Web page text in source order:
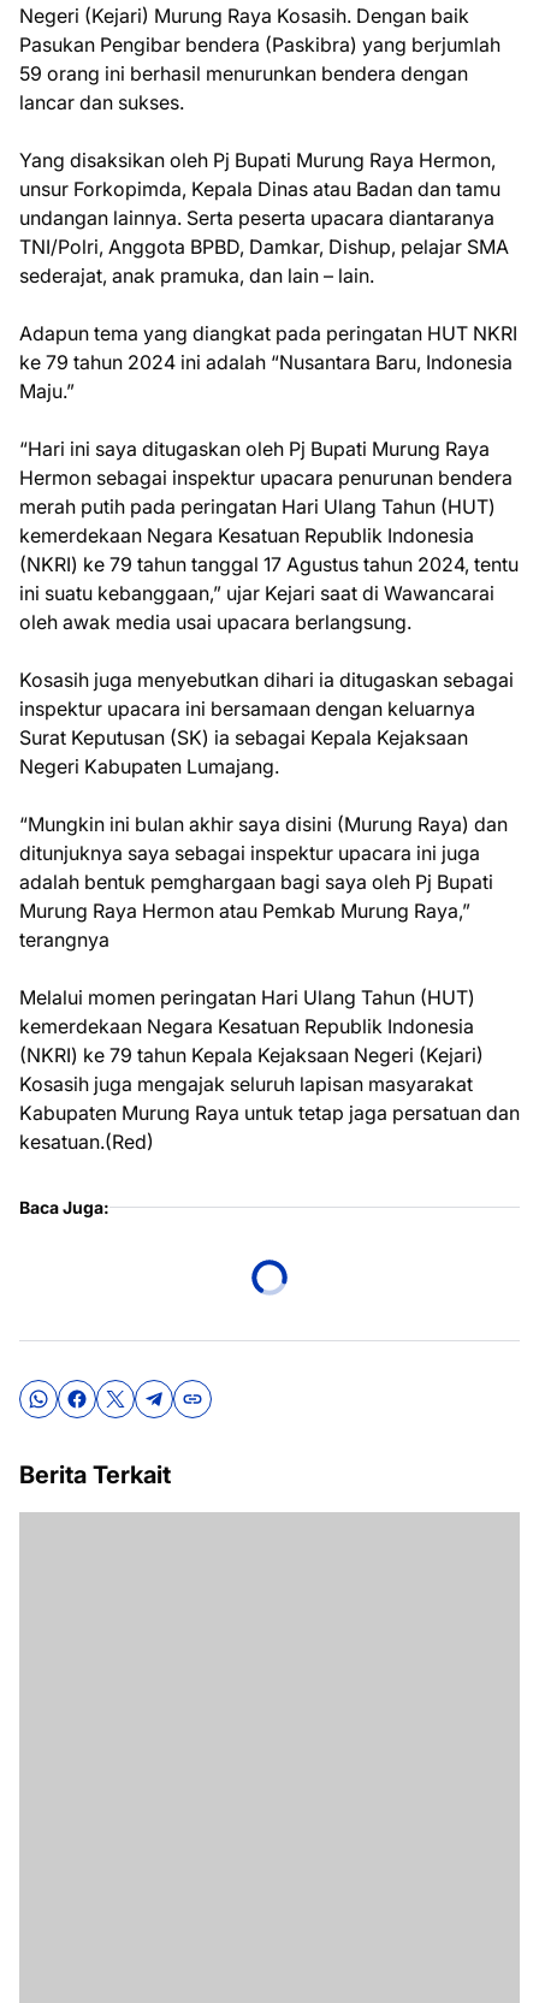
Negeri (Kejari) Murung Raya Kosasih. Dengan baik
Pasukan Pengibar bendera (Paskibra) yang berjumlah
59 orang ini berhasil menurunkan bendera dengan
lancar dan sukses.
Yang disaksikan oleh Pj Bupati Murung Raya Hermon,
unsur Forkopimda, Kepala Dinas atau Badan dan tamu
undangan lainnya. Serta peserta upacara diantaranya
TNI/Polri, Anggota BPBD, Damkar, Dishup, pelajar SMA
sederajat, anak pramuka, dan lain – lain.
Adapun tema yang diangkat pada peringatan HUT NKRI
ke 79 tahun 2024 ini adalah “Nusantara Baru, Indonesia
Maju.”
“Hari ini saya ditugaskan oleh Pj Bupati Murung Raya
Hermon sebagai inspektur upacara penurunan bendera
merah putih pada peringatan Hari Ulang Tahun (HUT)
kemerdekaan Negara Kesatuan Republik Indonesia
(NKRI) ke 79 tahun tanggal 17 Agustus tahun 2024, tentu
ini suatu kebanggaan,” ujar Kejari saat di Wawancarai
oleh awak media usai upacara berlangsung.
Kosasih juga menyebutkan dihari ia ditugaskan sebagai
inspektur upacara ini bersamaan dengan keluarnya
Surat Keputusan (SK) ia sebagai Kepala Kejaksaan
Negeri Kabupaten Lumajang.
“Mungkin ini bulan akhir saya disini (Murung Raya) dan
ditunjuknya saya sebagai inspektur upacara ini juga
adalah bentuk pemghargaan bagi saya oleh Pj Bupati
Murung Raya Hermon atau Pemkab Murung Raya,”
terangnya
Melalui momen peringatan Hari Ulang Tahun (HUT)
kemerdekaan Negara Kesatuan Republik Indonesia
(NKRI) ke 79 tahun Kepala Kejaksaan Negeri (Kejari)
Kosasih juga mengajak seluruh lapisan masyarakat
Kabupaten Murung Raya untuk tetap jaga persatuan dan
kesatuan.(Red)
Baca Juga:
Berita Terkait